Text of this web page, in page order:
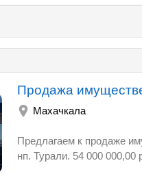
Продажа
Махачкала
Предлагаем к продаже
нп. Турали. 54 000 000,00